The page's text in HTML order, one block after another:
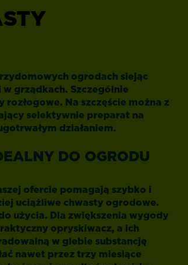
ogrodach siejąc
grządkach. Szczególnie
Na szczęście można z
selektywnie preparat na
działaniem.
DO OGRODU
ofercie pomagają szybko i
uciążliwe chwasty ogrodowe.
użycia. Dla zwiększenia wygody
opryskiwacz, a ich
w glebie substancję
nawet przez trzy miesiące